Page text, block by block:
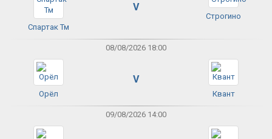
Спартак Тм
V
Строгино
08/08/2026 18:00
Орёл
V
Квант
09/08/2026 14:00